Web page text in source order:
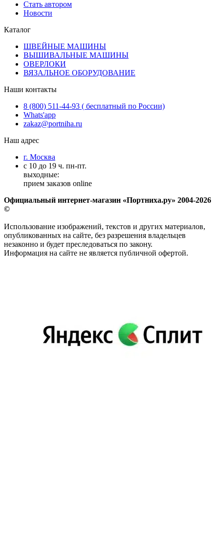
Стать автором
Новости
Каталог
ШВЕЙНЫЕ МАШИНЫ
ВЫШИВАЛЬНЫЕ МАШИНЫ
ОВЕРЛОКИ
ВЯЗАЛЬНОЕ ОБОРУДОВАНИЕ
Наши контакты
8 (800) 511-44-93 ( бесплатный по России)
Whats'app
zakaz@portniha.ru
Наш адрес
г. Москва
с 10 до 19 ч. пн-пт.
выходные:
прием заказов online
Официальный интернет-магазин «Портниха.ру» 2004-2026
©
Использование изображений, текстов и других материалов,
опубликованных на сайте, без разрешения владельцев
незаконно и будет преследоваться по закону.
Информация на сайте не является публичной офертой.